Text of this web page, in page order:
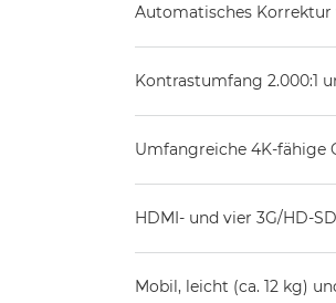
Automatisches
Kontrastumfang 2.000:1
Umfangreiche 4K-fähige
HDMI- und vier 3G/HD-
Mobil, leicht (ca. 12 kg)